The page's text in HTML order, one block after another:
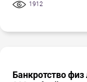
1912
Банкротство